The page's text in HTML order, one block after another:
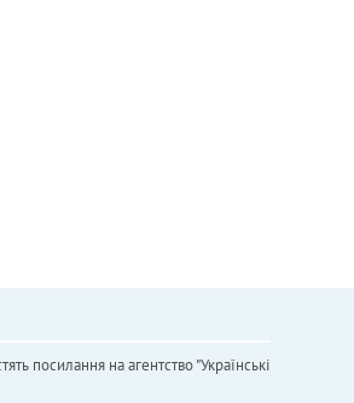
посилання на агентство "Українськi